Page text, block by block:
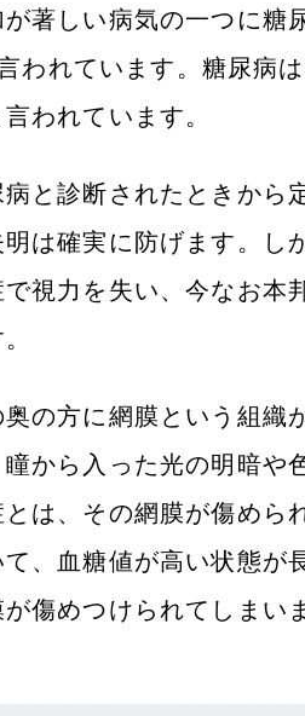
著しい病気の一つに
われています。糖尿病
われています。
と診断されたときか
は確実に防げます。し
視力を失い、今なお
の方に網膜という組織
から入った光の明暗や
は、その網膜が傷めら
、血糖値が高い状態が
傷めつけられてしまい